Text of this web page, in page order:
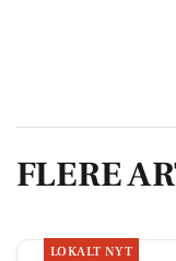
FLERE
LOKALT NYT